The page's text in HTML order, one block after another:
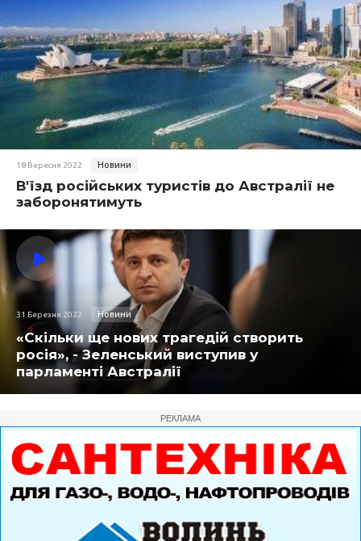
18 Вересня 2022 Новини
В'їзд російських туристів до Австралії не
заборонятимуть
31 Березня 2022 Новини
«Скільки ще нових трагедій створить
росія», - Зеленський виступив у
парламенті Австралії
РЕКЛАМА